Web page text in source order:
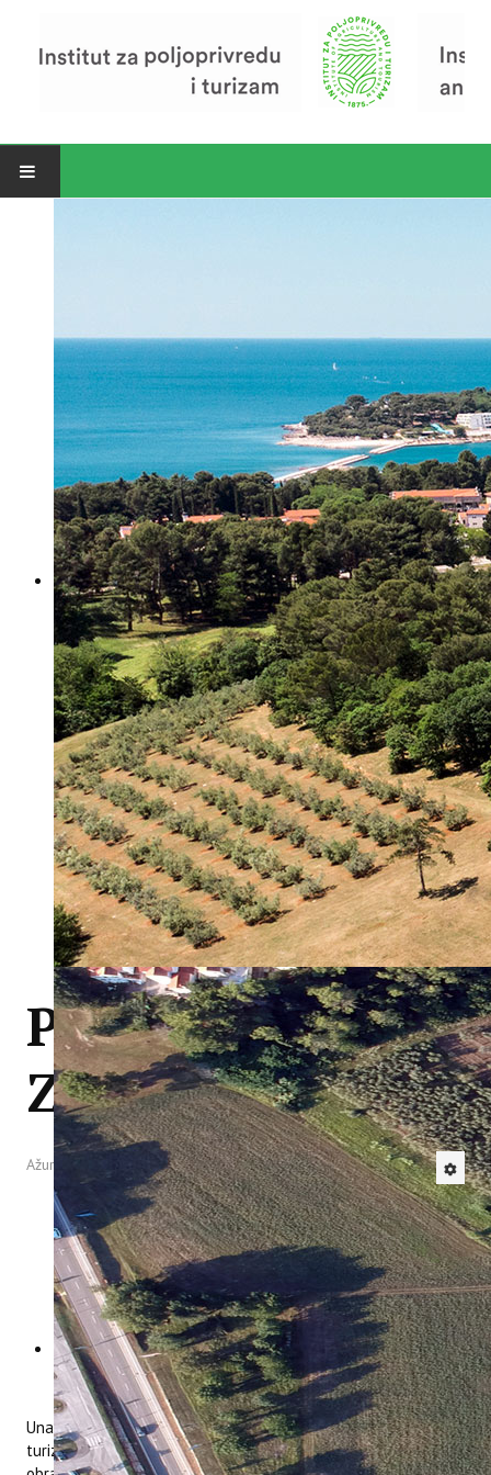
Zavod za poljoprivredu i prehranu
Zavod za ekonomiku i razvoj poljoprivrede
Zavod za turizam
Pokusno poljoprivredno imanje
Zaposlenici
Euraxess
Misija i vizija
Upravno Vijeće
Rad Upravnog vijeća
Znanstveno Vijeće
Rad Znanstvenog vijeća
Etičko povjerenstvo
Etički kodeks
Financiranje
Proračun
Potpore
PROGRAMSKO FINANCIRANJE
Izvještavanje po uredbi
Projekti Instituta
Dialogue4Tourism
REVIVE
WASTEREDUCE
MITOMED+
WINTERMED
CASTWATER
INHERIT
CONSUMLESS PLUS
IstraOILFest
ARHIVA PROJEKATA
IstraECOinclusive
Izdavačka djelatnost
Izbor u znanstvena zvanja
Dokumenti
Statut
Strategija
CIP
Pravo na pristup informacijama
Zaštita osobnih podataka
Godišnji izvještaj
Javna nabava
Natječaji za radna mjesta
Zakonodavni okvir
Akti Instituta
Linkovi
Kontakt
webmail
Popularizacija znanosti
POPULARIZACIJA
ZNANOSTI
Ažurirano: 25 Veljača 2016
Unatrag posljednje godine dana Institut za poljoprivredu i
turizam intenzivno radi na popularizaciji znanosti u suradnji s